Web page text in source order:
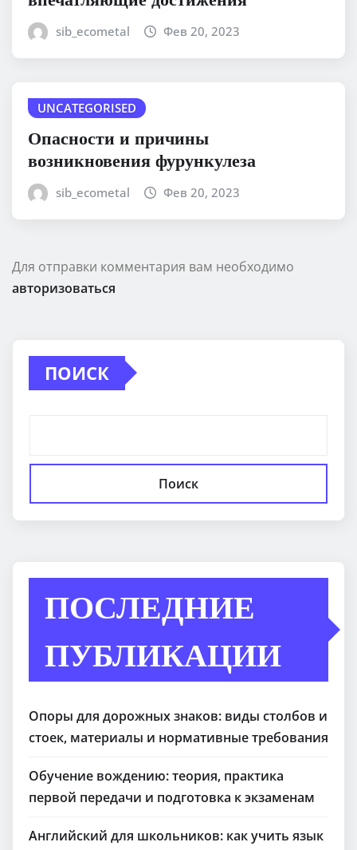
sib_ecometal Фев 20, 2023
UNCATEGORISED
Опасности и причины
возникновения фурункулеза
sib_ecometal Фев 20, 2023
Для отправки комментария вам необходимо
авторизоваться
ПОИСК
Поиск
ПОСЛЕДНИЕ
ПУБЛИКАЦИИ
Опоры для дорожных знаков: виды столбов и
стоек, материалы и нормативные требования
Обучение вождению: теория, практика
первой передачи и подготовка к экзаменам
Английский для школьников: как учить язык